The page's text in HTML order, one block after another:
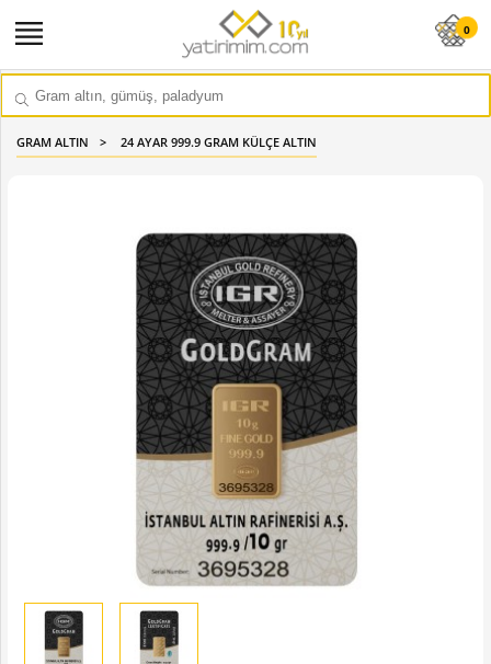
0
GRAM ALTIN 24 AYAR 999.9 GRAM KÜLÇE ALTIN